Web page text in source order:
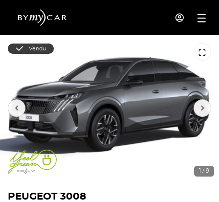
Vendu
1 / 9
PEUGEOT 3008